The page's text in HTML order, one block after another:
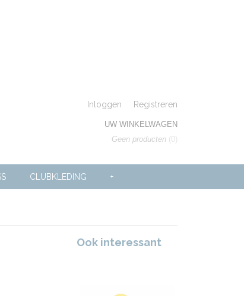
Inloggen Registreren
UW WINKELWAGEN
Geen producten (0)
CLUBKLEDING +
Ook interessant